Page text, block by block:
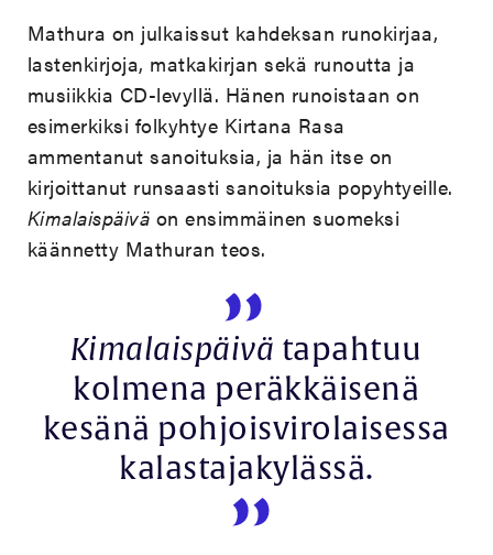
Mathura on julkaissut kahdeksan runokirjaa,
lastenkirjoja, matkakirjan sekä runoutta ja
musiikkia CD-levyllä. Hänen runoistaan on
esimerkiksi folkyhtye Kirtana Rasa
ammentanut sanoituksia, ja hän itse on
kirjoittanut runsaasti sanoituksia popyhtyeille.
Kimalaispäivä on ensimmäinen suomeksi
käännetty Mathuran teos.
Kimalaispäivä tapahtuu
kolmena peräkkäisenä
kesänä pohjoisvirolaisessa
kalastajakylässä.